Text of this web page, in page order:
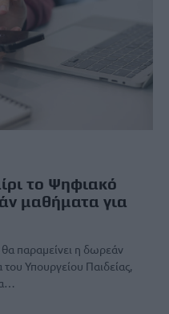
το Ψηφιακό
μαθήματα για
θα παραμείνει η δωρεάν
Υπουργείου Παιδείας,